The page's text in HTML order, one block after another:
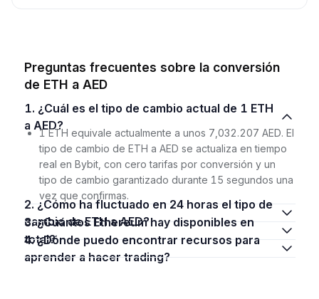
Preguntas frecuentes sobre la conversión
de ETH a AED
1. ¿Cuál es el tipo de cambio actual de 1 ETH
a AED?
1 ETH equivale actualmente a unos 7,032.207 AED. El
tipo de cambio de ETH a AED se actualiza en tiempo
real en Bybit, con cero tarifas por conversión y un
tipo de cambio garantizado durante 15 segundos una
vez que confirmas.
2. ¿Cómo ha fluctuado en 24 horas el tipo de
cambio de ETH a AED?
3. ¿Cuántos Ethereum hay disponibles en
total?
4. ¿Dónde puedo encontrar recursos para
aprender a hacer trading?